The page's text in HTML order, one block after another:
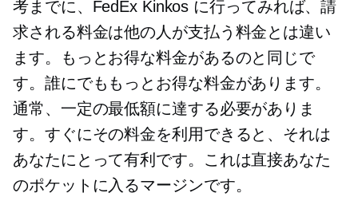
考までに、FedEx Kinkos に行ってみれば、請
求される料金は他の人が支払う料金とは違い
ます。もっとお得な料金があるのと同じで
す。誰にでももっとお得な料金があります。
通常、一定の最低額に達する必要がありま
す。すぐにその料金を利用できると、それは
あなたにとって有利です。これは直接あなた
のポケットに入るマージンです。